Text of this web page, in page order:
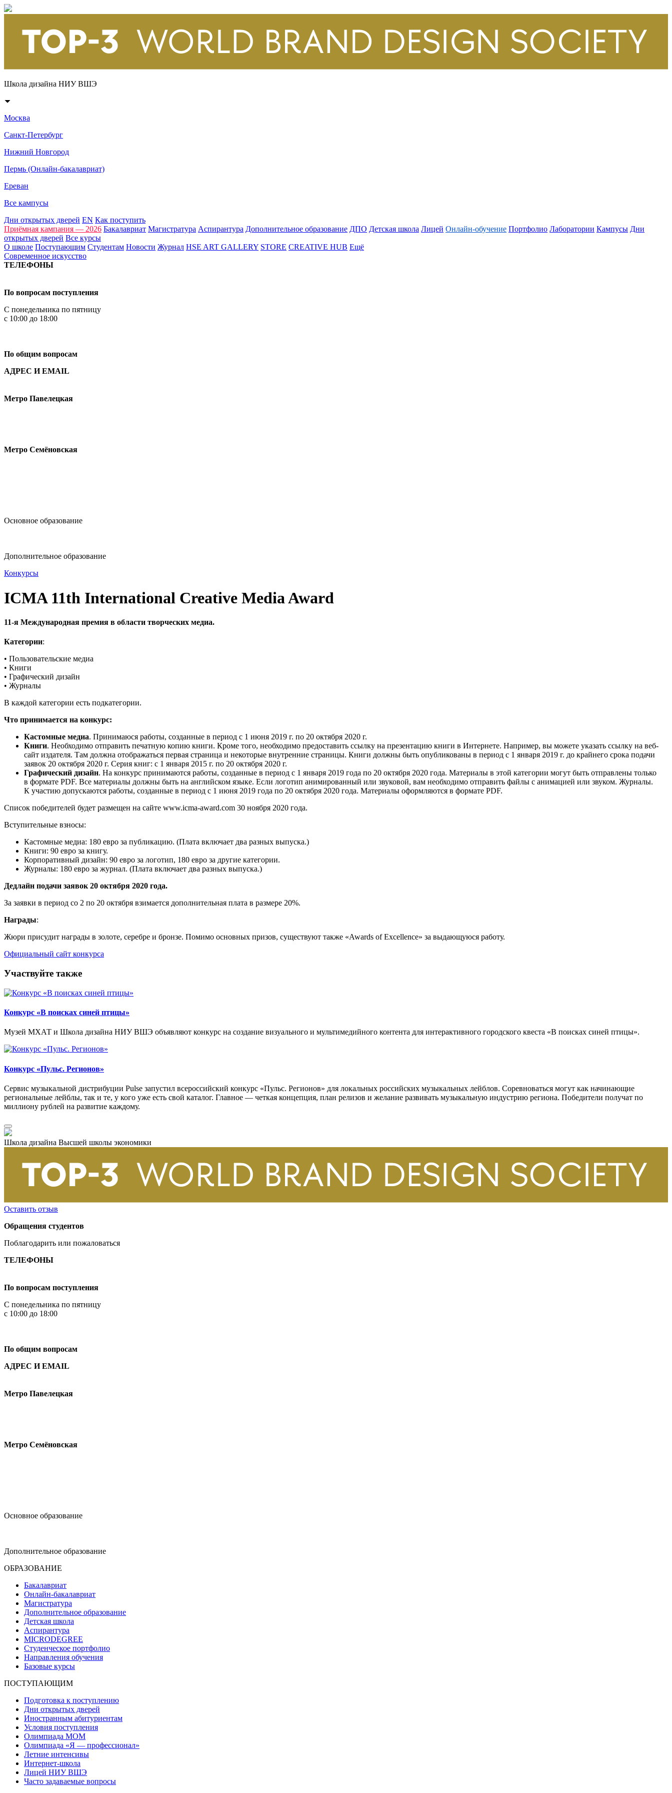
Школа дизайна НИУ ВШЭ
Москва
Санкт-Петербург
Нижний Новгород
Пермь (Онлайн-бакалавриат)
Ереван
Все кампусы
Дни открытых дверей EN Как поступить
Приёмная кампания — 2026 Бакалавриат Магистратура Аспирантура Дополнительное образование ДПО Детская школа Лицей Онлайн-обучение Портфолио Лаборатории Кампусы Дни
открытых дверей Все курсы
О школе Поступающим Студентам Новости Журнал HSE ART GALLERY STORE CREATIVE HUB Ещё
Современное искусство
ТЕЛЕФОНЫ
По вопросам поступления
С понедельника по пятницу
с 10:00 до 18:00
По общим вопросам
АДРЕС И EMAIL
Метро Павелецкая
Метро Семёновская
Основное образование
Дополнительное образование
Конкурсы
ICMA 11th International Creative Media Award
11-я Международная премия в области творческих медиа.
Категории:
• Пользовательские медиа
• Книги
• Графический дизайн
• Журналы
В каждой категории есть подкатегории.
Что принимается на конкурс:
Кастомные медиа. Принимаюся работы, созданные в период с 1 июня 2019 г. по 20 октября 2020 г.
Книги. Необходимо отправить печатную копию книги. Кроме того, необходимо предоставить ссылку на презентацию книги в Интернете. Например, вы можете указать ссылку на веб-
сайт издателя. Там должна отображаться первая страница и некоторые внутренние страницы. Книги должны быть опубликованы в период с 1 января 2019 г. до крайнего срока подачи
заявок 20 октября 2020 г. Серия книг: с 1 января 2015 г. по 20 октября 2020 г.
Графический дизайн. На конкурс принимаются работы, созданные в период с 1 января 2019 года по 20 октября 2020 года. Материалы в этой категории могут быть отправлены только
в формате PDF. Все материалы должны быть на английском языке. Если логотип анимированный или звуковой, вам необходимо отправить файлы с анимацией или звуком. Журналы.
К участию допускаются работы, созданные в период с 1 июня 2019 года по 20 октября 2020 года. Материалы оформляются в формате PDF.
Список победителей будет размещен на сайте www.icma-award.com 30 ноября 2020 года.
Вступительные взносы:
Кастомные медиа: 180 евро за публикацию. (Плата включает два разных выпуска.)
Книги: 90 евро за книгу.
Корпоративный дизайн: 90 евро за логотип, 180 евро за другие категории.
Журналы: 180 евро за журнал. (Плата включает два разных выпуска.)
Дедлайн подачи заявок 20 октября 2020 года.
За заявки в период со 2 по 20 октября взимается дополнительная плата в размере 20%.
Награды:
Жюри присудит награды в золоте, серебре и бронзе. Помимо основных призов, существуют также «Awards of Excellence» за выдающуюся работу.
Официальный сайт конкурса
Участвуйте также
Конкурс «В поисках синей птицы»
Музей МХАТ и Школа дизайна НИУ ВШЭ объявляют конкурс на создание визуального и мультимедийного контента для интерактивного городского квеста «В поисках синей птицы».
Конкурс «Пульс. Регионов»
Сервис музыкальной дистрибуции Pulse запустил всероссийский конкурс «Пульс. Регионов» для локальных российских музыкальных лейблов. Соревноваться могут как начинающие
региональные лейблы, так и те, у кого уже есть свой каталог. Главное — четкая концепция, план релизов и желание развивать музыкальную индустрию региона. Победители получат по
миллиону рублей на развитие каждому.
Школа дизайна Высшей школы экономики
Оставить отзыв
Обращения студентов
Поблагодарить или пожаловаться
ТЕЛЕФОНЫ
По вопросам поступления
С понедельника по пятницу
с 10:00 до 18:00
По общим вопросам
АДРЕС И EMAIL
Метро Павелецкая
Метро Семёновская
Основное образование
Дополнительное образование
ОБРАЗОВАНИЕ
Бакалавриат
Онлайн-бакалавриат
Магистратура
Дополнительное образование
Детская школа
Аспирантура
MICRODEGREE
Студенческое портфолио
Направления обучения
Базовые курсы
ПОСТУПАЮЩИМ
Подготовка к поступлению
Дни открытых дверей
Иностранным абитуриентам
Условия поступления
Олимпиада МОМ
Олимпиада «Я — профессионал»
Летние интенсивы
Интернет-школа
Лицей НИУ ВШЭ
Часто задаваемые вопросы